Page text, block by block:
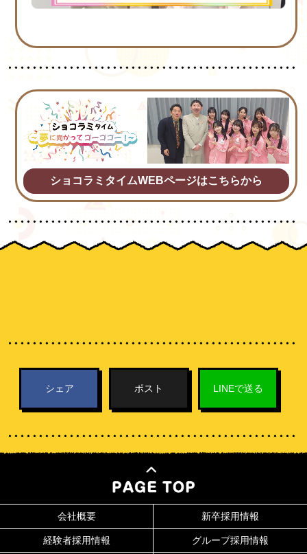
ショコラミタイムWEBページはこちらから
シェア ポスト LINEで送る
会社概要 新卒採用情報
経験者採用情報 グループ採用情報